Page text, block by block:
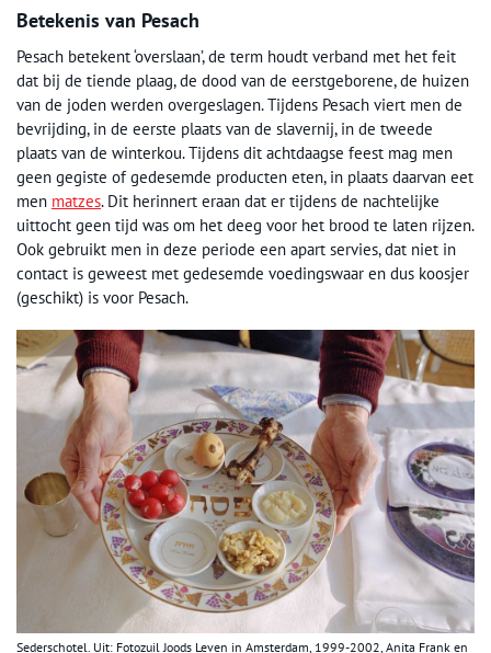
Betekenis van Pesach
Pesach betekent ‘overslaan’, de term houdt verband met het feit
dat bij de tiende plaag, de dood van de eerstgeborene, de huizen
van de joden werden overgeslagen. Tijdens Pesach viert men de
bevrijding, in de eerste plaats van de slavernij, in de tweede
plaats van de winterkou. Tijdens dit achtdaagse feest mag men
geen gegiste of gedesemde producten eten, in plaats daarvan eet
men matzes. Dit herinnert eraan dat er tijdens de nachtelijke
uittocht geen tijd was om het deeg voor het brood te laten rijzen.
Ook gebruikt men in deze periode een apart servies, dat niet in
contact is geweest met gedesemde voedingswaar en dus koosjer
(geschikt) is voor Pesach.
Sederschotel. Uit: Fotozuil Joods Leven in Amsterdam, 1999-2002, Anita Frank en